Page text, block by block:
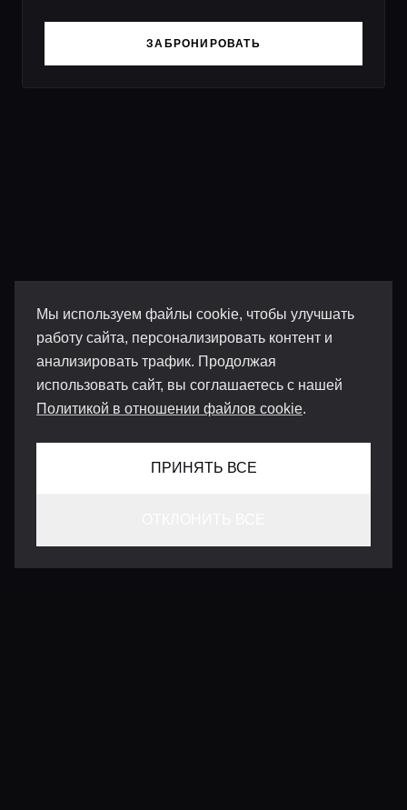
Мы используем файлы cookie, чтобы улучшать
работу сайта, персонализировать контент и
анализировать трафик. Продолжая
использовать сайт, вы соглашаетесь с нашей
Политикой в отношении файлов cookie.
ПРИНЯТЬ ВСЕ
ЗАБРОНИРОВАТЬ